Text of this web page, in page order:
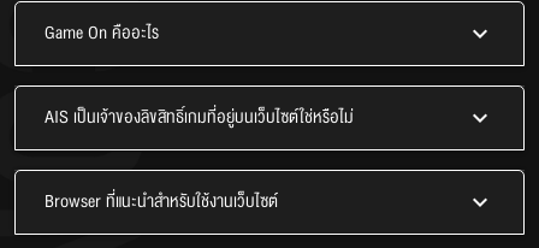
Game On คืออะไร
AIS เป็นเจ้าของลิขสิทธิ์เกมที่อยู่บนเว็บไซต์ใช่หรือไม่
Browser ที่แนะนำสำหรับใช้งานเว็บไซต์